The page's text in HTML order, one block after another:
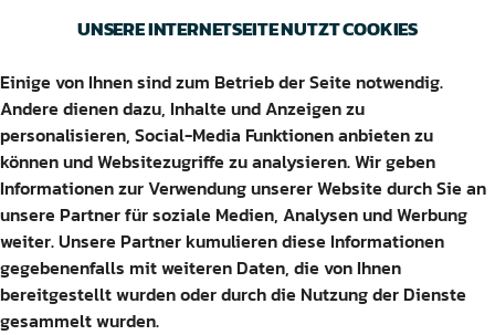
UNSERE INTERNETSEITE NUTZT COOKIES
Einige von Ihnen sind zum Betrieb der Seite notwendig.
Andere dienen dazu, Inhalte und Anzeigen zu
personalisieren, Social-Media Funktionen anbieten zu
können und Websitezugriffe zu analysieren. Wir geben
Informationen zur Verwendung unserer Website durch Sie an
unsere Partner für soziale Medien, Analysen und Werbung
weiter. Unsere Partner kumulieren diese Informationen
gegebenenfalls mit weiteren Daten, die von Ihnen
bereitgestellt wurden oder durch die Nutzung der Dienste
gesammelt wurden.
EIMBECKHAUSEN
Adresse